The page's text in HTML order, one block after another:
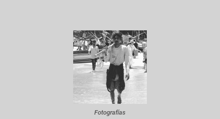
Fotografías